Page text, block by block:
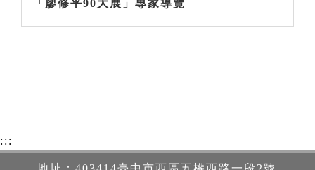
「廖修平90大展」專家導覽
:::